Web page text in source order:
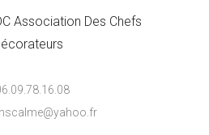
Association Des Chefs